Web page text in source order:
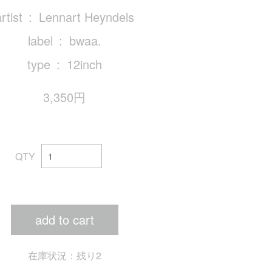
Lennart Heyndels
label
bwaa.
type
12inch
3,350円
QTY
add to cart
在庫状況：残り2